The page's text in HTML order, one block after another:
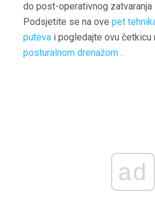
do post-operativnog zatvaranja
Podsjetite se na ove pet
puteva i pogledajte ovu četkicu
posturalnom drenažom .
ad